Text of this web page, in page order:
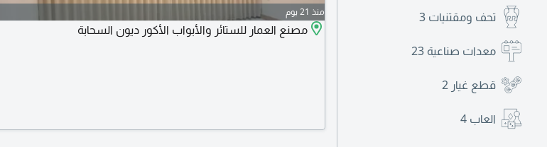
تحف ومقتنيات 3
معدات صناعية 23
قطع غيار 2
العاب 4
منذ 21 يوم
مصنع العمار للستائر والأبواب الأكور ديون السحابة